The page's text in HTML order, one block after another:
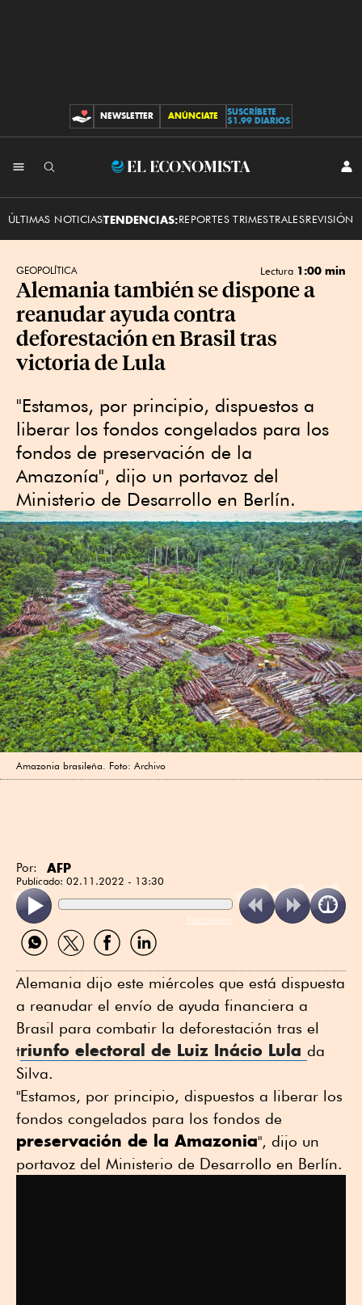
CONTRIBUCIONES
NEWSLETTER ANÚNCIATE
SUSCRÍBETE
$1.99 DIARIOS
El
ÚLTIMAS NOTICIASTENDENCIAS:REPORTES TRIMESTRALESREVISIÓN
GEOPOLÍTICA Lectura 1:00 min
Alemania también se dispone a
reanudar ayuda contra
deforestación en Brasil tras
victoria de Lula
"Estamos, por principio, dispuestos a
liberar los fondos congelados para los
fondos de preservación de la
Amazonía", dijo un portavoz del
Ministerio de Desarrollo en Berlín.
Amazonia brasileña. Foto: Archivo
Por: AFP
Publicado: 02.11.2022 - 13:30
ReadSpeaker
Compartir
por
Compartir
por
Compartir
por
Compartir
por
Alemania dijo este miércoles que está dispuesta
a reanudar el envío de ayuda financiera a
Brasil para combatir la deforestación tras el
triunfo electoral de Luiz Inácio Lula da
Silva.
"Estamos, por principio, dispuestos a liberar los
fondos congelados para los fondos de
preservación de la Amazonia", dijo un
portavoz del Ministerio de Desarrollo en Berlín.